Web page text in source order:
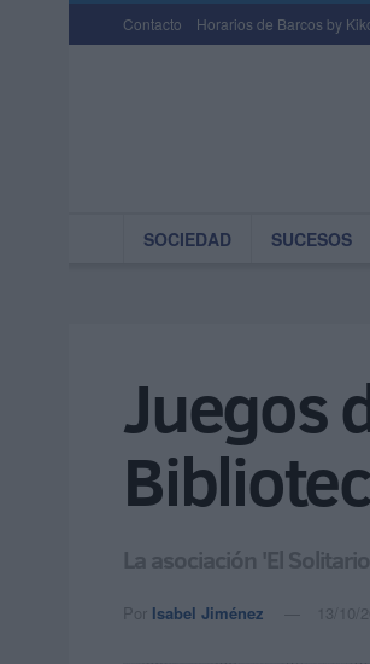
Contacto Horarios de Barcos by
SOCIEDAD SUCESOS
Juegos
La asociación 'El
Por Isabel Jiménez 13/